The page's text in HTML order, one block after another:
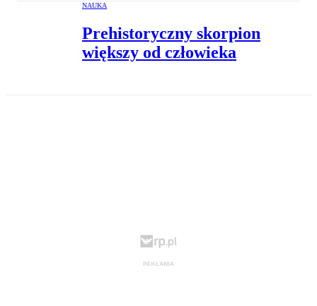
NAUKA
Prehistoryczny skorpion
większy od człowieka